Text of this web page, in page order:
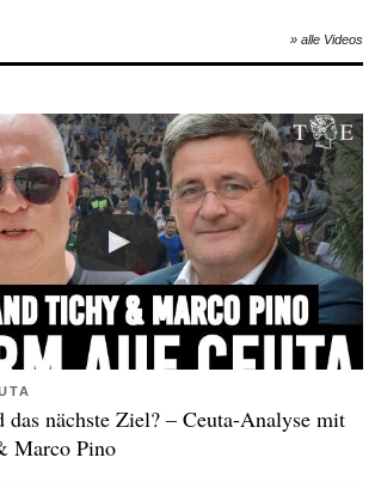
» alle Videos
das nächste Ziel? – Ceuta-Analyse mit
Marco Pino